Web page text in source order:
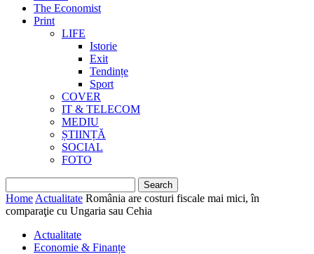
The Economist
Print
LIFE
Istorie
Exit
Tendințe
Sport
COVER
IT & TELECOM
MEDIU
ȘTIINȚĂ
SOCIAL
FOTO
Home Actualitate România are costuri fiscale mai mici, în
comparaţie cu Ungaria sau Cehia
Actualitate
Economie & Finanțe